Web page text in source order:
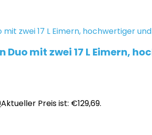
mit zwei 17 L Eimern,
Aktueller Preis ist: €129,69.